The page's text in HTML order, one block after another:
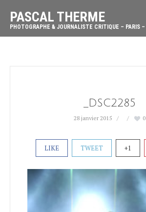
PASCAL THERME
PHOTOGRAPHE & JOURNALISTE CRITIQUE – PARIS –
_DSC2285
28 janvier 2015 0
LIKE TWEET +1